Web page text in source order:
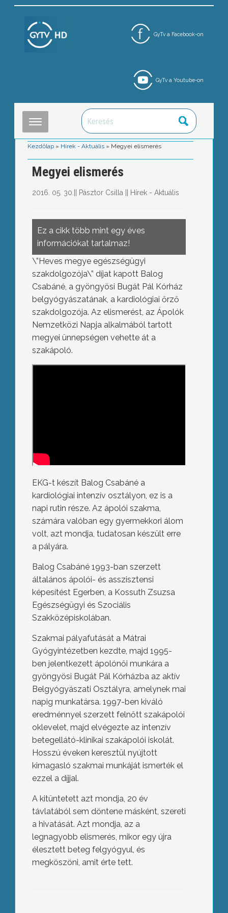
GyTv a Facebook-on
GyTv a Youtube-on
Kezdőlap » Hírek - Aktuális » Megyei elismerés
Megyei elismerés
2016. 05. 30. Pásztor Csilla Hírek - Aktuális
Ez a cikk több mint egy éves
információkat tartalmaz!
\”Heves megye egészségügyi
szakdolgozója\” díjat kapott Balog
Csabáné, a gyöngyösi Bugát Pál Kórház
belgyógyászatának, a kardiológiai őrző
szakdolgozója. Az elismerést, az Ápolók
Nemzetközi Napja alkalmából tartott
megyei ünnepségen vehette át a
szakápoló.
EKG-t készít Balog Csabáné a
kardiológiai intenzív osztályon, ez is a
napi rutin része. Az ápolói szakma,
számára valóban egy gyermekkori álom
volt, azt mondja, tudatosan készült erre
a pályára.
Balog Csabáné 1993-ban szerzett
általános ápolói- és asszisztensi
képesítést Egerben, a Kossuth Zsuzsa
Egészségügyi és Szociális
Szakközépiskolában.
Szakmai pályafutását a Mátrai
Gyógyintézetben kezdte, majd 1995-
ben jelentkezett ápolónői munkára a
gyöngyösi Bugát Pál Kórházba az aktív
Belgyógyászati Osztályra, amelynek mai
napig munkatársa. 1997-ben kiváló
eredménnyel szerzett felnőtt szakápolói
oklevelet, majd elvégezte az intenzív
betegellátó-klinikai szakápolói iskolát.
Hosszú éveken keresztül nyújtott
kimagasló szakmai munkáját ismerték el
ezzel a díjjal.
A kitüntetett azt mondja, 20 év
távlatából sem döntene másként, szereti
a hivatását. Azt mondja, az a
legnagyobb elismerés, mikor egy újra
élesztett beteg felgyógyul, és
megköszöni, amit érte tett.